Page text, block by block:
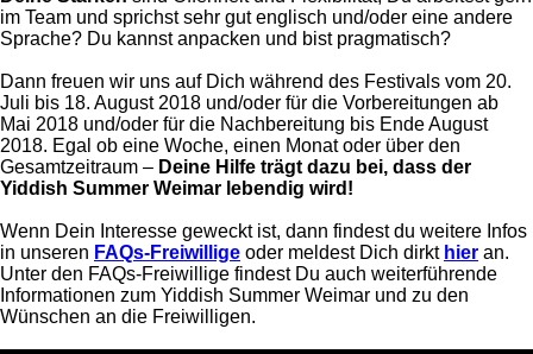
im Team und sprichst sehr gut englisch und/oder eine andere
Sprache? Du kannst anpacken und bist pragmatisch?
Dann freuen wir uns auf Dich während des Festivals vom 20.
Juli bis 18. August 2018 und/oder für die Vorbereitungen ab
Mai 2018 und/oder für die Nachbereitung bis Ende August
2018. Egal ob eine Woche, einen Monat oder über den
Gesamtzeitraum – Deine Hilfe trägt dazu bei, dass der
Yiddish Summer Weimar lebendig wird!
Wenn Dein Interesse geweckt ist, dann findest du weitere Infos
in unseren FAQs-Freiwillige oder meldest Dich dirkt hier an.
Unter den FAQs-Freiwillige findest Du auch weiterführende
Informationen zum Yiddish Summer Weimar und zu den
Wünschen an die Freiwilligen.